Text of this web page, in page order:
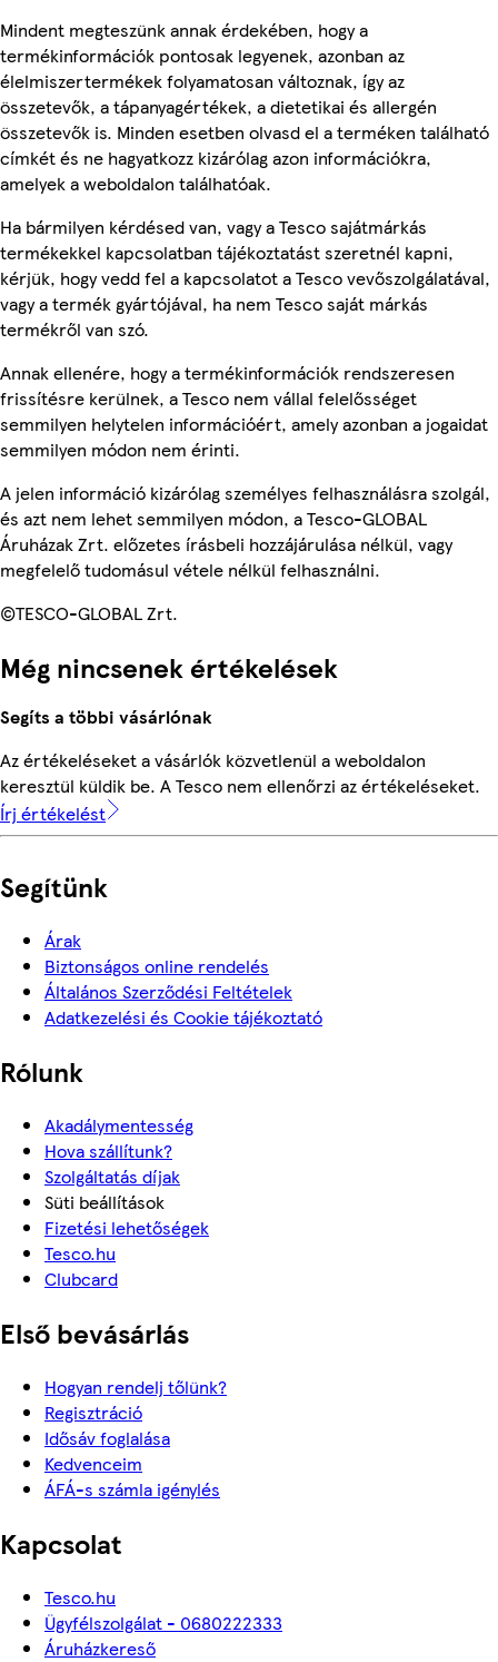
Mindent megteszünk annak érdekében, hogy a
termékinformációk pontosak legyenek, azonban az
élelmiszertermékek folyamatosan változnak, így az
összetevők, a tápanyagértékek, a dietetikai és allergén
összetevők is. Minden esetben olvasd el a terméken található
címkét és ne hagyatkozz kizárólag azon információkra,
amelyek a weboldalon találhatóak.
Ha bármilyen kérdésed van, vagy a Tesco sajátmárkás
termékekkel kapcsolatban tájékoztatást szeretnél kapni,
kérjük, hogy vedd fel a kapcsolatot a Tesco vevőszolgálatával,
vagy a termék gyártójával, ha nem Tesco saját márkás
termékről van szó.
Annak ellenére, hogy a termékinformációk rendszeresen
frissítésre kerülnek, a Tesco nem vállal felelősséget
semmilyen helytelen információért, amely azonban a jogaidat
semmilyen módon nem érinti.
A jelen információ kizárólag személyes felhasználásra szolgál,
és azt nem lehet semmilyen módon, a Tesco-GLOBAL
Áruházak Zrt. előzetes írásbeli hozzájárulása nélkül, vagy
megfelelő tudomásul vétele nélkül felhasználni.
©TESCO-GLOBAL Zrt.
Még nincsenek értékelések
Segíts a többi vásárlónak
Az értékeléseket a vásárlók közvetlenül a weboldalon
keresztül küldik be. A Tesco nem ellenőrzi az értékeléseket.
Írj értékelést
Segítünk
Árak
Biztonságos online rendelés
Általános Szerződési Feltételek
Adatkezelési és Cookie tájékoztató
Rólunk
Akadálymentesség
Hova szállítunk?
Szolgáltatás díjak
Süti beállítások
Fizetési lehetőségek
Tesco.hu
Clubcard
Első bevásárlás
Hogyan rendelj tőlünk?
Regisztráció
Idősáv foglalása
Kedvenceim
ÁFÁ-s számla igénylés
Kapcsolat
Tesco.hu
Ügyfélszolgálat - 0680222333
Áruházkereső